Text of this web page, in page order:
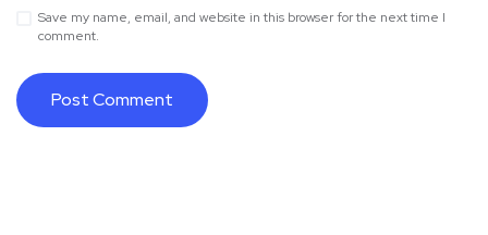
Save my name, email, and website in this browser for the next time I
comment.